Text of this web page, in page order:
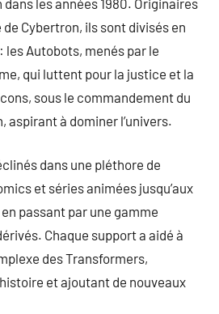
Cybertron, ils sont divisés en
Autobots, menés par le
qui luttent pour la justice et la
sous le commandement du
aspirant à dominer l’univers.
dans une pléthore de
et séries animées jusqu’aux
passant par une gamme
Chaque support a aidé à
des Transformers,
et ajoutant de nouveaux